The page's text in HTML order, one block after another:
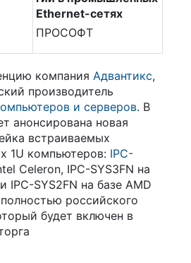
Ethernet-сетях
ПРОСОФТ
компания Адвантикс,
производитель
и серверов. В
анонсирована новая
встраиваемых
1U компьютеров: IPC-
Celeron, IPC-SYS3FN на
IPC-SYS2FN на базе AMD
российского
будет включен в